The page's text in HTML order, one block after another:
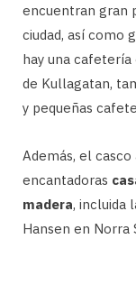
encuentran gran
ciudad, así como
hay una cafetería
de Kullagatan,
y pequeñas
Además, el
encantadoras
madera, incluida
Hansen en Norra